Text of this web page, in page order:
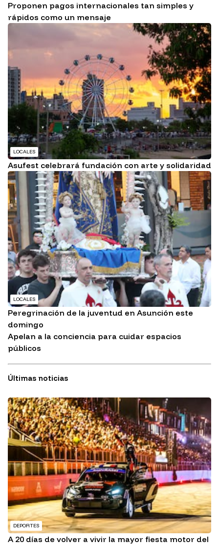
Proponen pagos internacionales tan simples y
rápidos como un mensaje
LOCALES
Asufest celebrará fundación con arte y solidaridad
LOCALES
Peregrinación de la juventud en Asunción este
domingo
Apelan a la conciencia para cuidar espacios
públicos
Últimas noticias
DEPORTES
A 20 días de volver a vivir la mayor fiesta motor del